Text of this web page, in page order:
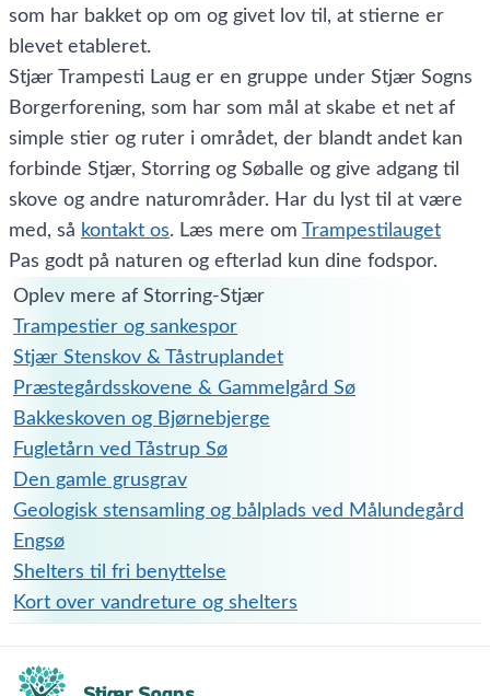
som har bakket op om og givet lov til, at stierne er
blevet etableret.
Stjær Trampesti Laug er en gruppe under Stjær Sogns
Borgerforening, som har som mål at skabe et net af
simple stier og ruter i området, der blandt andet kan
forbinde Stjær, Storring og Søballe og give adgang til
skove og andre naturområder. Har du lyst til at være
med, så kontakt os. Læs mere om Trampestilauget
Pas godt på naturen og efterlad kun dine fodspor.
Oplev mere af Storring-Stjær
Trampestier og sankespor
Stjær Stenskov & Tåstruplandet
Præstegårdsskovene & Gammelgård Sø
Bakkeskoven og Bjørnebjerge
Fugletårn ved Tåstrup Sø
Den gamle grusgrav
Geologisk stensamling og bålplads ved Målundegård
Engsø
Shelters til fri benyttelse
Kort over vandreture og shelters